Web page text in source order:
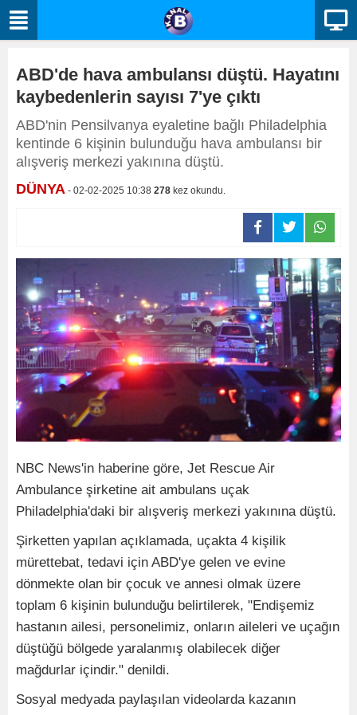
ABD'de hava ambulansı düştü. Hayatını
kaybedenlerin sayısı 7'ye çıktı
ABD'nin Pensilvanya eyaletine bağlı Philadelphia
kentinde 6 kişinin bulunduğu hava ambulansı bir
alışveriş merkezi yakınına düştü.
DÜNYA - 02-02-2025 10:38 278 kez okundu.
NBC News'in haberine göre, Jet Rescue Air
Ambulance şirketine ait ambulans uçak
Philadelphia'daki bir alışveriş merkezi yakınına düştü.
Şirketten yapılan açıklamada, uçakta 4 kişilik
mürettebat, tedavi için ABD'ye gelen ve evine
dönmekte olan bir çocuk ve annesi olmak üzere
toplam 6 kişinin bulunduğu belirtilerek, "Endişemiz
hastanın ailesi, personelimiz, onların aileleri ve uçağın
düştüğü bölgede yaralanmış olabilecek diğer
mağdurlar içindir." denildi.
Sosyal medyada paylaşılan videolarda kazanın